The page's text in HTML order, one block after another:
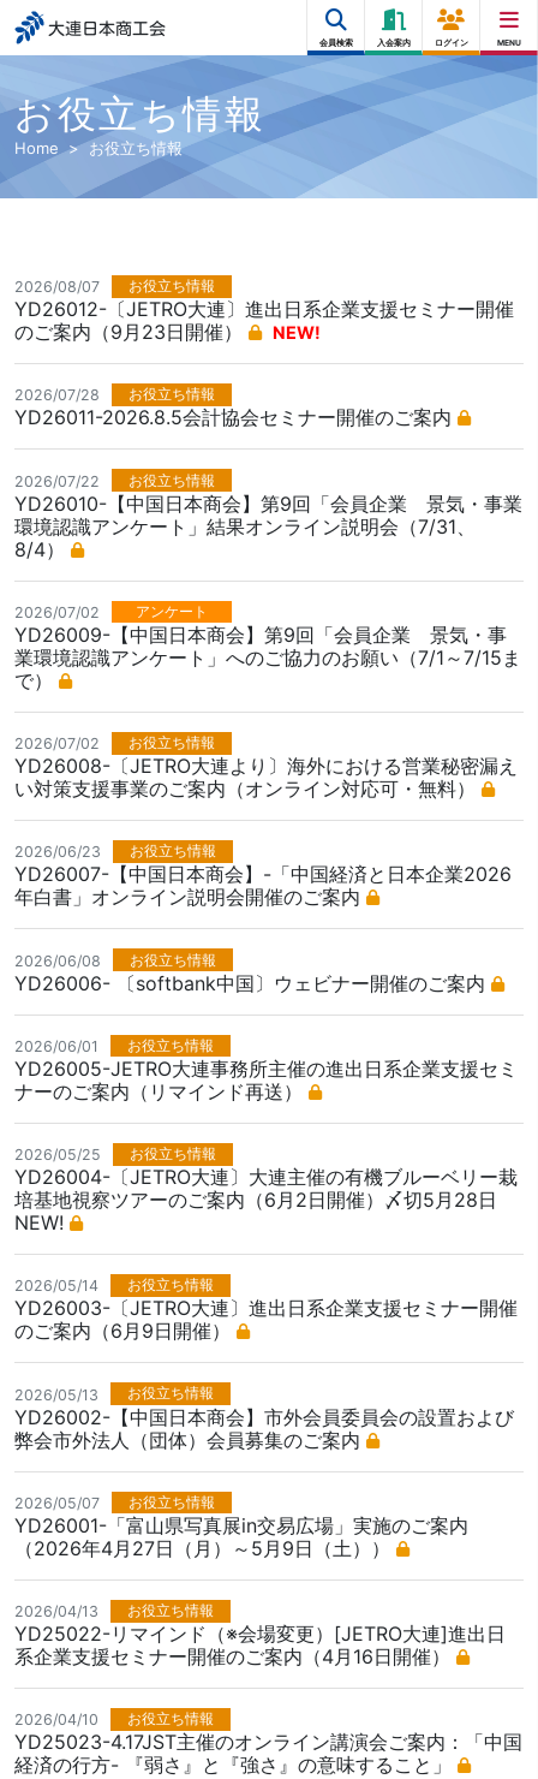
大連日本商工会
会員検索 入会案内 ログイン MENU
お役立ち情報
Home お役立ち情報
2026/08/07 お役立ち情報
YD26012-〔JETRO大連〕進出日系企業支援セミナー開催
のご案内（9月23日開催）
NEW!
2026/07/28 お役立ち情報
YD26011-2026.8.5会計協会セミナー開催のご案内
2026/07/22 お役立ち情報
YD26010-【中国日本商会】第9回「会員企業 景気・事業
環境認識アンケート」結果オンライン説明会（7/31、
8/4）
2026/07/02 アンケート
YD26009-【中国日本商会】第9回「会員企業 景気・事
業環境認識アンケート」へのご協力のお願い（7/1～7/15ま
で）
2026/07/02 お役立ち情報
YD26008-〔JETRO大連より〕海外における営業秘密漏え
い対策支援事業のご案内（オンライン対応可・無料）
2026/06/23 お役立ち情報
YD26007-【中国日本商会】-「中国経済と日本企業2026
年白書」オンライン説明会開催のご案内
2026/06/08 お役立ち情報
YD26006- 〔softbank中国〕ウェビナー開催のご案内
2026/06/01 お役立ち情報
YD26005-JETRO大連事務所主催の進出日系企業支援セミ
ナーのご案内（リマインド再送）
2026/05/25 お役立ち情報
YD26004-〔JETRO大連〕大連主催の有機ブルーベリー栽
培基地視察ツアーのご案内（6月2日開催）〆切5月28日
NEW!
2026/05/14 お役立ち情報
YD26003-〔JETRO大連〕進出日系企業支援セミナー開催
のご案内（6月9日開催）
2026/05/13 お役立ち情報
YD26002-【中国日本商会】市外会員委員会の設置および
弊会市外法人（団体）会員募集のご案内
2026/05/07 お役立ち情報
YD26001-「富山県写真展in交易広場」実施のご案内
（2026年4月27日（月）～5月9日（土））
2026/04/13 お役立ち情報
YD25022-リマインド（※会場変更）[JETRO大連]進出日
系企業支援セミナー開催のご案内（4月16日開催）
2026/04/10 お役立ち情報
YD25023-4.17JST主催のオンライン講演会ご案内：「中国
経済の行方- 『弱さ』と『強さ』の意味すること」